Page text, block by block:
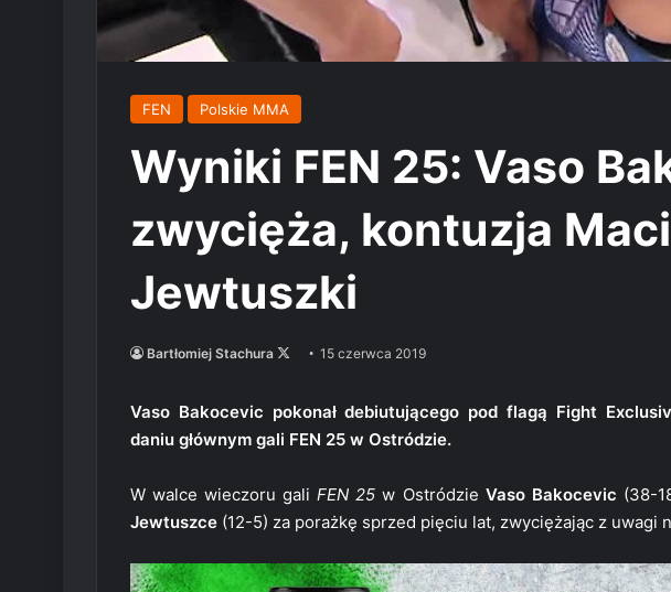
FEN Polskie MMA
Wyniki FEN 25: Vaso
zwycięża, kontuzja
Jewtuszki
Bartłomiej Stachura
Follow
X
15 czerwca 2019
Vaso Bakocevic pokonał debiutującego pod flagą Fight
daniu głównym gali FEN 25 w Ostródzie.
W walce wieczoru galiFEN 25 w Ostródzie Vaso Bakocevic (38-
Jewtuszce (12-5) za porażkę sprzed pięciu lat, zwyciężając z uwagi